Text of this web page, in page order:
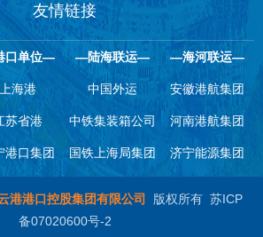
友情链接
口单位—
上海港
苏省港
港口集团
—陆海联运—
中国外运
中铁集装箱公司
国铁上海局集团
—海河联运—
安徽港航集团
河南港航集团
济宁能源集团
港港口控股集团有限公司 版权所有 苏ICP
备07020600号-2